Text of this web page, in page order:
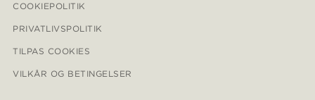
COOKIEPOLITIK
PRIVATLIVSPOLITIK
TILPAS COOKIES
VILKÅR OG BETINGELSER